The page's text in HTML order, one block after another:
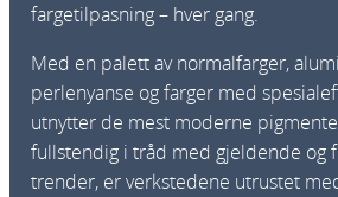
fargetilpasning – hver gang.
Med en palett av normalfarger,
perlenyanse og farger med
utnytter de mest moderne
fullstendig i tråd med gjeldende og
trender, er verkstedene utrustet